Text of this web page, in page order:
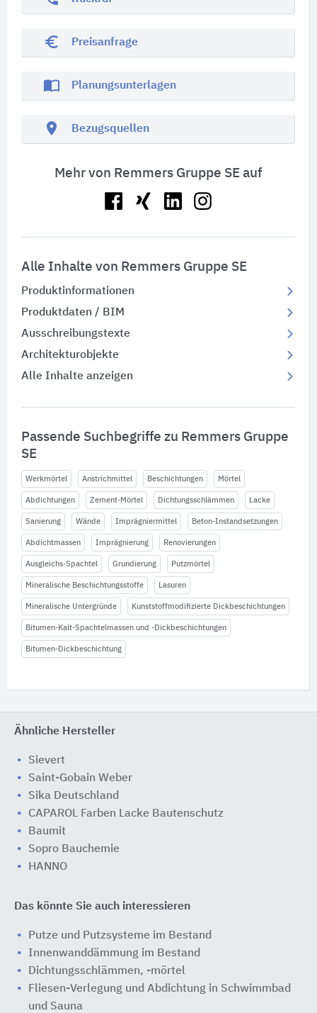
euro_symbol Preisanfrage
import_contacts Planungsunterlagen
location_on Bezugsquellen
Mehr von Remmers Gruppe SE auf
Alle Inhalte von Remmers Gruppe SE
Produktinformationen
Produktdaten / BIM
Ausschreibungstexte
Architekturobjekte
Alle Inhalte anzeigen
Passende Suchbegriffe zu Remmers Gruppe
SE
Werkmörtel Anstrichmittel Beschichtungen Mörtel
Abdichtungen Zement-Mörtel Dichtungsschlämmen Lacke
Sanierung Wände Imprägniermittel Beton-Instandsetzungen
Abdichtmassen Imprägnierung Renovierungen
Ausgleichs-Spachtel Grundierung Putzmörtel
Mineralische Beschichtungsstoffe Lasuren
Mineralische Untergründe Kunststoffmodifizierte Dickbeschichtungen
Bitumen-Kalt-Spachtelmassen und -Dickbeschichtungen
Bitumen-Dickbeschichtung
Ähnliche Hersteller
Sievert
Saint-Gobain Weber
Sika Deutschland
CAPAROL Farben Lacke Bautenschutz
Baumit
Sopro Bauchemie
HANNO
Das könnte Sie auch interessieren
Putze und Putzsysteme im Bestand
Innenwanddämmung im Bestand
Dichtungsschlämmen, -mörtel
Fliesen-Verlegung und Abdichtung in Schwimmbad
und Sauna